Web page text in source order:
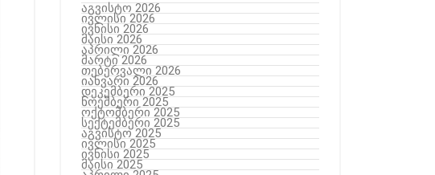
აგვისტო 2026
ივლისი 2026
ივნისი 2026
მაისი 2026
აპრილი 2026
მარტი 2026
თებერვალი 2026
იანვარი 2026
დეკემბერი 2025
ნოემბერი 2025
ოქტომბერი 2025
სექტემბერი 2025
აგვისტო 2025
ივლისი 2025
ივნისი 2025
მაისი 2025